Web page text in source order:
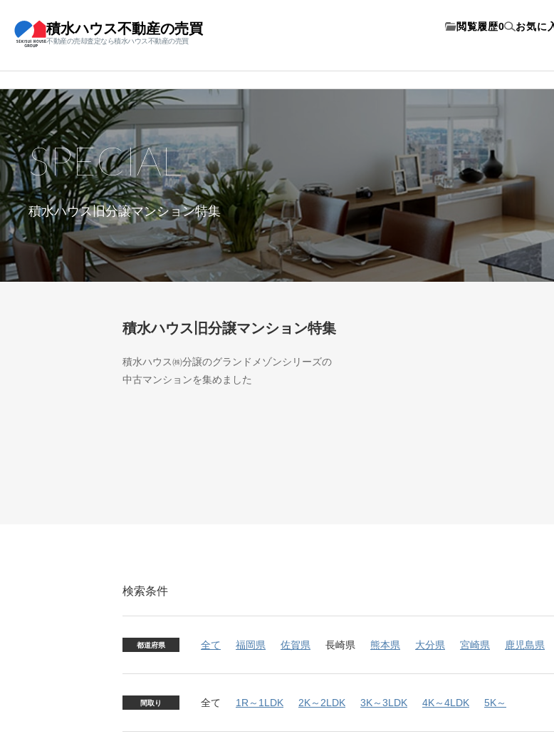
積水ハウス不動産の売買
不動産の売却査定なら積水ハウス不動産の売買
閲覧履歴0 お気に
積水ハウス旧分譲マンション特集
SPECIAL
積水ハウス旧分譲マンション特集
積水ハウス㈱分譲のグランドメゾンシリーズの
中古マンションを集めました
検索条件
都道府県 全て 福岡県 佐賀県 長崎県 熊本県 大分県 宮崎県 鹿児島県
間取り 全て 1R～1LDK 2K～2LDK 3K～3LDK 4K～4LDK 5K～